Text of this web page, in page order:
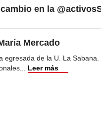
en la
Mercado
egresada de la U. La
... Leer más